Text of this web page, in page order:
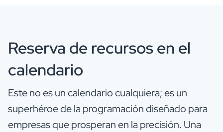
Reserva de recursos en el
calendario
Este no es un calendario cualquiera; es un
superhéroe de la programación diseñado para
empresas que prosperan en la precisión. Una